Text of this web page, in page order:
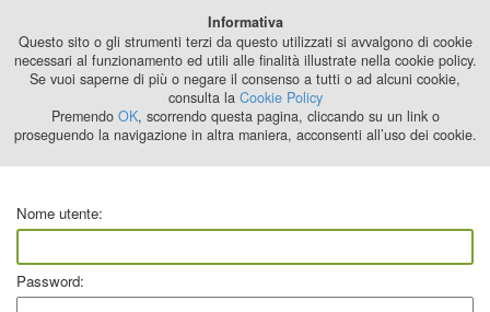
2024
Nome utente:
Password:
Informativa
Questo sito o gli strumenti terzi da questo utilizzati si avvalgono di cookie
necessari al funzionamento ed utili alle finalità illustrate nella cookie policy.
Se vuoi saperne di più o negare il consenso a tutti o ad alcuni cookie,
consulta la Cookie Policy
Premendo OK, scorrendo questa pagina, cliccando su un link o
proseguendo la navigazione in altra maniera, acconsenti all’uso dei cookie.